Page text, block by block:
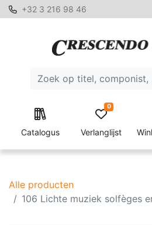
+32 3 216 98 46
Catalogus Verlanglijst
0
Alle producten
106 Lichte muziek solfèges